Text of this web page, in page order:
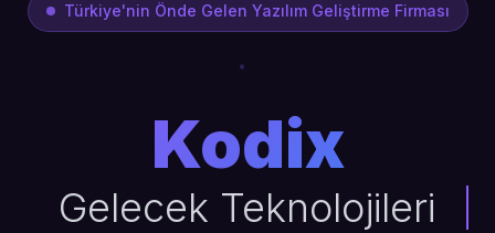
Türkiye'nin Önde Gelen Yazılım Geliştirme Firması
Kodix
Gelecek Teknolojileri